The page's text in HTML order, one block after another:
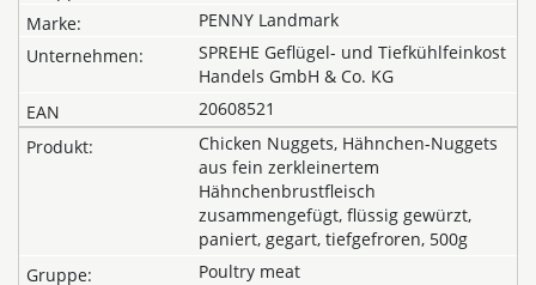
PENNY Landmark
SPREHE Geflügel- und Tiefkühlfeinkost
Handels GmbH & Co. KG
20608521
Chicken Nuggets, Hähnchen-Nuggets
aus fein zerkleinertem
Hähnchenbrustfleisch
zusammengefügt, flüssig gewürzt,
paniert, gegart, tiefgefroren, 500g
Poultry meat